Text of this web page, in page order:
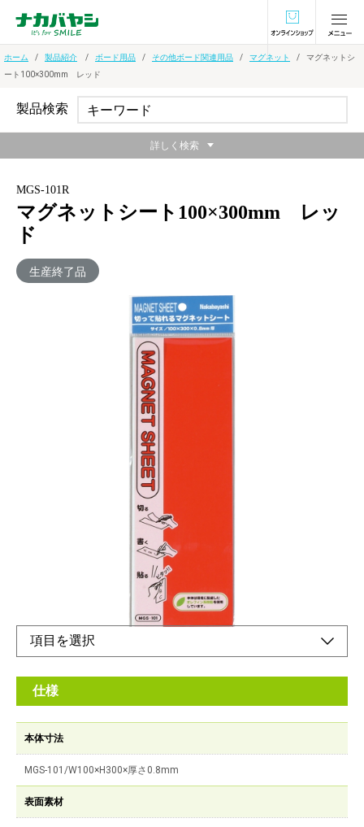
オンラインショ
ホーム 製品紹介 ボード用品 その他ボード関連用品 マグネット
マグネットシ
ート100×300mm レッド
MGS-101R
マグネットシート100×300mm レッ
ド
生産終了品
スチール面にぴたっと貼れるレギュラータイプ。
●スチール製品OKぴたっとマグネット●カットOK●油性マーカー
書き込みOK※ただし、消せません
仕様
本体寸法
MGS-101/W100×H300×厚さ0.8mm
表面素材
製品検索
詳しく検索